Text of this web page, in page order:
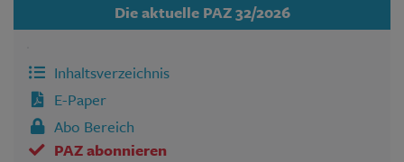
Die aktuelle PAZ 32/2026
Inhaltsverzeichnis
E-Paper
Abo Bereich
PAZ abonnieren